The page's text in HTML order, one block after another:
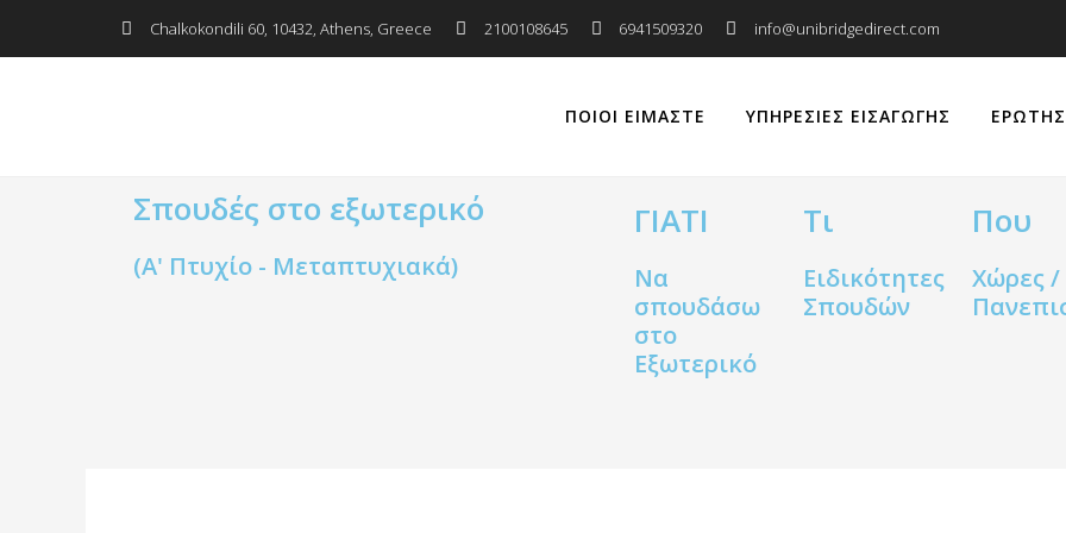
Chalkokondili 60, 10432, Athens, Greece 2100108645 6941509320 info@unibridgedirect.com
ΠΟΙΟΙ ΕΙΜΑΣΤΕ ΥΠΗΡΕΣΙΕΣ ΕΙΣΑΓΩΓΗΣ
Σπουδές στο εξωτερικό
(Α' Πτυχίο - Μεταπτυχιακά)
ΓΙΑΤΙ
Να
σπουδάσω
στο
Εξωτερικό
Τι
Ειδικότητες
Σπουδών
Που
Χώρες /
δημοσιεύσεων